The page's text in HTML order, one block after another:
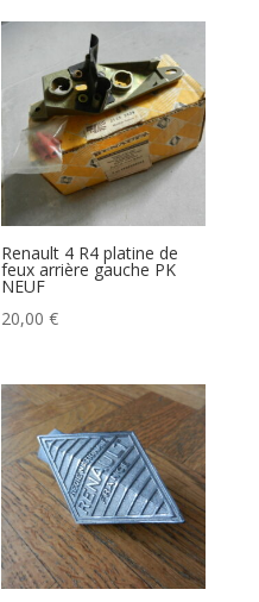
Renault 4 R4 platine de
feux arrière gauche PK
NEUF
20,00€